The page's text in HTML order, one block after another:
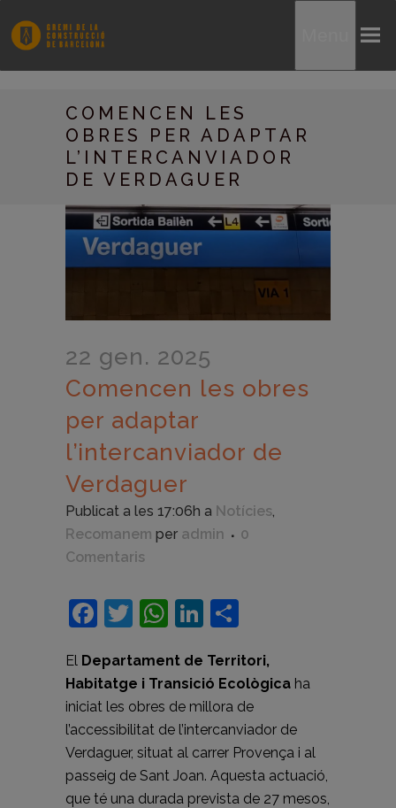
COMENCEN LES
OBRES PER ADAPTAR
L’INTERCANVIADOR
DE VERDAGUER
22 gen. 2025
Comencen les obres
per adaptar
l’intercanviador de
Verdaguer
Publicat a les 17:06h a Notícies,
Recomanem per admin
0
Comentaris
Facebook
Twitter
WhatsApp
LinkedIn
El Departament de Territori,
Habitatge i Transició Ecològica ha
iniciat les obres de millora de
l’accessibilitat de l’intercanviador de
Verdaguer, situat al carrer Provença i al
passeig de Sant Joan. Aquesta actuació,
que té una durada prevista de 27 mesos,